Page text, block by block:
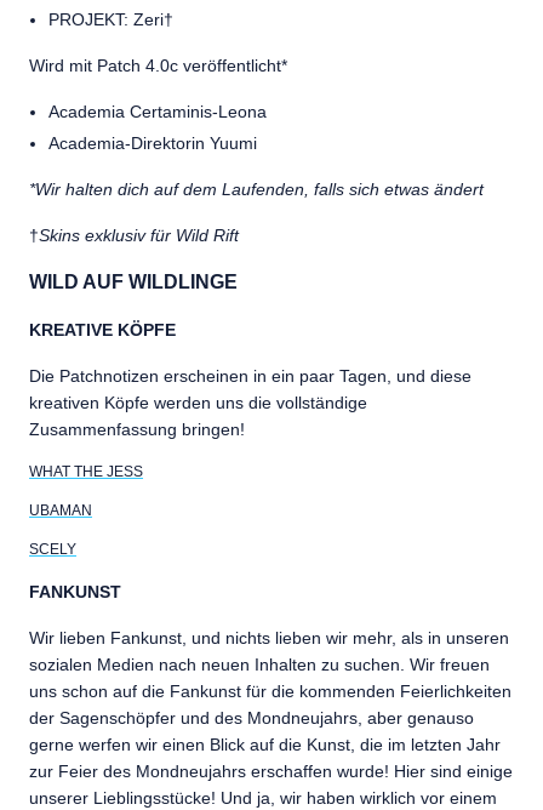
PROJEKT: Zeri†
Wird mit Patch 4.0c veröffentlicht*
Academia Certaminis-Leona
Academia-Direktorin Yuumi
*Wir halten dich auf dem Laufenden, falls sich etwas ändert
†Skins exklusiv für Wild Rift
WILD AUF WILDLINGE
KREATIVE KÖPFE
Die Patchnotizen erscheinen in ein paar Tagen, und diese
kreativen Köpfe werden uns die vollständige
Zusammenfassung bringen!
WHAT THE JESS
UBAMAN
SCELY
FANKUNST
Wir lieben Fankunst, und nichts lieben wir mehr, als in unseren
sozialen Medien nach neuen Inhalten zu suchen. Wir freuen
uns schon auf die Fankunst für die kommenden Feierlichkeiten
der Sagenschöpfer und des Mondneujahrs, aber genauso
gerne werfen wir einen Blick auf die Kunst, die im letzten Jahr
zur Feier des Mondneujahrs erschaffen wurde! Hier sind einige
unserer Lieblingsstücke! Und ja, wir haben wirklich vor einem